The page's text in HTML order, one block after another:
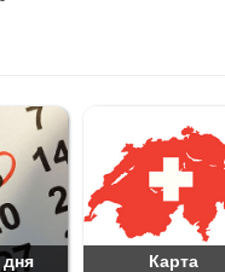
дня Карта